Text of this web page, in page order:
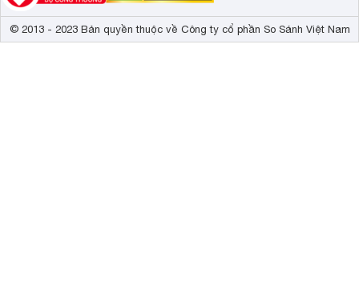
© 2013 - 2023 Bản quyền thuộc về Công ty cổ phần So Sánh Việt Nam